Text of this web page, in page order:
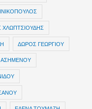
ΔΩΡΟΣ ΓΕΩΡΓΙΟΥ
ΑΣΗΜΕΝΟΥ